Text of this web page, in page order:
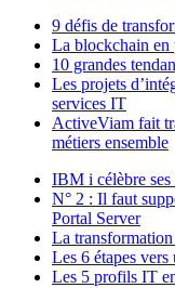
9 défis de
La blockchain en
10 grandes
Les projets
services IT
ActiveViam fait
métiers ensemble
IBM i célèbre ses
N° 2 : Il faut
Portal Server
La
Les 6 étapes
Les 5 profils IT